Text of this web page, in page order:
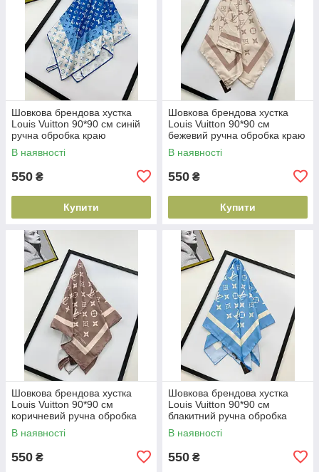
Шовкова брендова хустка
Louis Vuitton 90*90 см синій
ручна обробка краю
В наявності
550 ₴
Купити
Шовкова брендова хустка
Louis Vuitton 90*90 см
бежевий ручна обробка краю
В наявності
550 ₴
Купити
Шовкова брендова хустка
Louis Vuitton 90*90 см
коричневий ручна обробка
краю
В наявності
550 ₴
Шовкова брендова хустка
Louis Vuitton 90*90 см
блакитний ручна обробка
краю
В наявності
550 ₴